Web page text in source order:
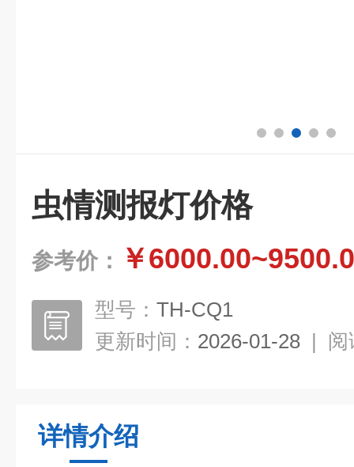
虫情测报灯价格
参考价： ￥
型号： TH-CQ1
更新时间： 2026-01-28 | 阅
详情介绍